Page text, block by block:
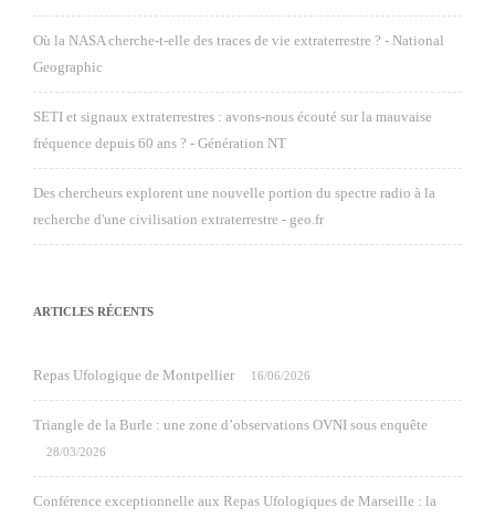
Où la NASA cherche-t-elle des traces de vie extraterrestre ? - National
Geographic
SETI et signaux extraterrestres : avons-nous écouté sur la mauvaise
fréquence depuis 60 ans ? - Génération NT
Des chercheurs explorent une nouvelle portion du spectre radio à la
recherche d'une civilisation extraterrestre - geo.fr
ARTICLES RÉCENTS
Repas Ufologique de Montpellier 16/06/2026
Triangle de la Burle : une zone d’observations OVNI sous enquête
28/03/2026
Conférence exceptionnelle aux Repas Ufologiques de Marseille : la